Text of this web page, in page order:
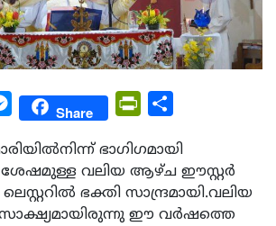
MessengerShare PrintFriendly
ഭാഗിഗമായി
വലിയ ആഴ്ച ഈസ്റ്റർ
ഭക്തി സാന്ദ്രമായി.വലിയ
ഈ വർഷത്തെ